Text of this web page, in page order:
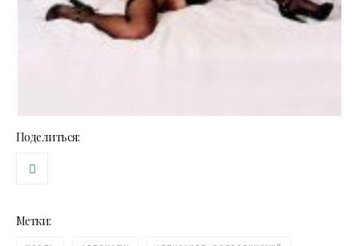
Поделиться:
Метки: